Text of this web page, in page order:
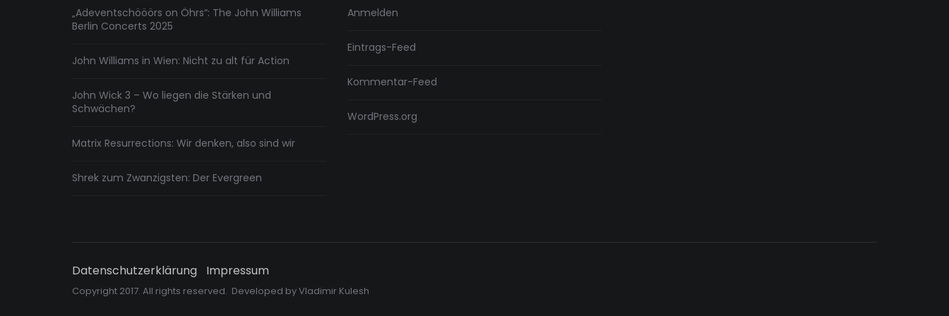
„Adeventschööörs on Öhrs“: The John Williams
Berlin Concerts 2025
John Williams in Wien: Nicht zu alt für Action
John Wick 3 – Wo liegen die Stärken und
Schwächen?
Matrix Resurrections: Wir denken, also sind wir
Shrek zum Zwanzigsten: Der Evergreen
Anmelden
Eintrags-Feed
Kommentar-Feed
WordPress.org
Datenschutzerklärung Impressum
Copyright 2017. All rights reserved. Developed byVladimir Kulesh